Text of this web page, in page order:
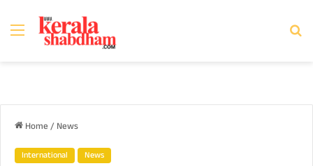
Menu
Home / News
International News